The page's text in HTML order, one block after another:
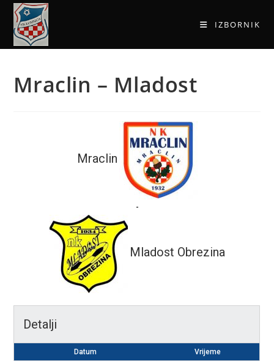
IZBORNIK
Mraclin – Mladost
Mraclin
-
Mladost Obrezina
Detalji
Datum Vrijeme